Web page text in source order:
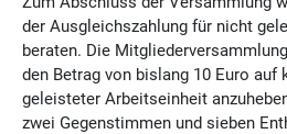
der Ausgleichszahlung für nicht
beraten. Die
den Betrag von bislang 10 Euro
geleisteter Arbeitseinheit
zwei Gegenstimmen und sieben